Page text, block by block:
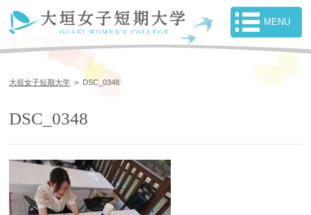
大垣女子短期大学 > DSC_0348
DSC_0348